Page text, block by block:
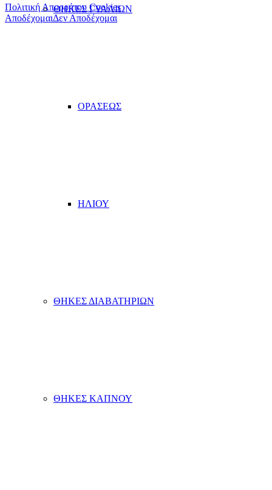
ΘΗΚΕΣ ΓΥΑΛΙΩΝ
ΟΡΑΣΕΩΣ
ΗΛΙΟΥ
ΘΗΚΕΣ ΔΙΑΒΑΤΗΡΙΩΝ
ΘΗΚΕΣ ΚΑΠΝΟΥ
Πολιτική Απορρήτου Cookies
ΑποδέχομαιΔεν Αποδέχομαι